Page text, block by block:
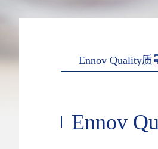
Ennov Quality
Ennov